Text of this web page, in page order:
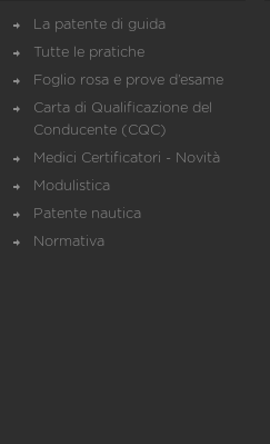
La patente di guida
Tutte le pratiche
Foglio rosa e prove d’esame
Carta di Qualificazione del
Conducente (CQC)
Medici Certificatori - Novità
Modulistica
Patente nautica
Normativa